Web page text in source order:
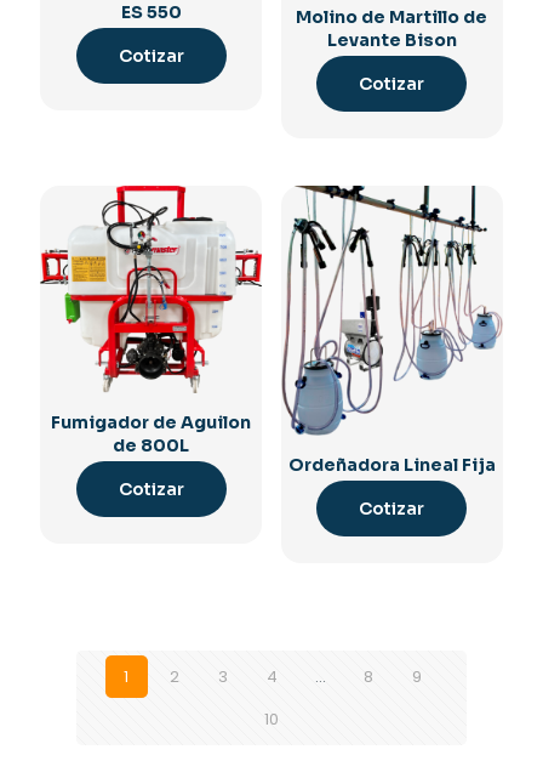
ES 550
Cotizar
Molino de Martillo de
Levante Bison
Cotizar
Fumigador de Aguilon
de 800L
Cotizar
Ordeñadora Lineal Fija
Cotizar
1 2 3 4 … 8
9
10